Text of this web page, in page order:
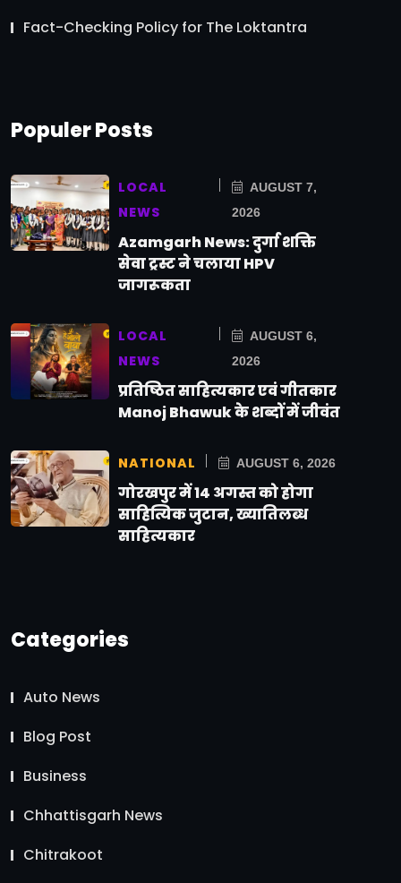
Fact-Checking Policy for The Loktantra
Populer Posts
LOCAL
NEWS
AUGUST 7,
2026
Azamgarh News: दुर्गा शक्ति
सेवा ट्रस्ट ने चलाया HPV
जागरूकता
LOCAL
NEWS
AUGUST 6,
2026
प्रतिष्ठित साहित्यकार एवं गीतकार
Manoj Bhawuk के शब्दों में जीवंत
NATIONAL AUGUST 6, 2026
गोरखपुर में 14 अगस्त को होगा
साहित्यिक जुटान, ख्यातिलब्ध
साहित्यकार
Categories
Auto News
Blog Post
Business
Chhattisgarh News
Chitrakoot